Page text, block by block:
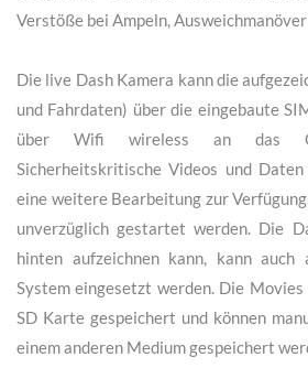
Ereignisse, Vorwürfe von
Die live Dash Kamera kann die
und Fahrdaten) über die eingebaute
über Wifi wireless an das
Sicherheitskritische Videos und
eine weitere Bearbeitung zur
unverzüglich gestartet werden. Die
hinten aufzeichnen kann, kann auch
System eingesetzt werden. Die
SD Karte gespeichert und können